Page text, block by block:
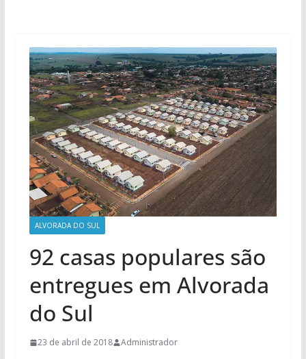
ALVORADA DO SUL
92 casas populares são
entregues em Alvorada
do Sul
23 de abril de 2018 Administrador